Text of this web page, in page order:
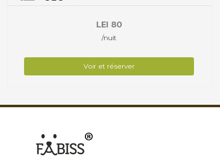
LEI 80
/nuit
Voir et réserver